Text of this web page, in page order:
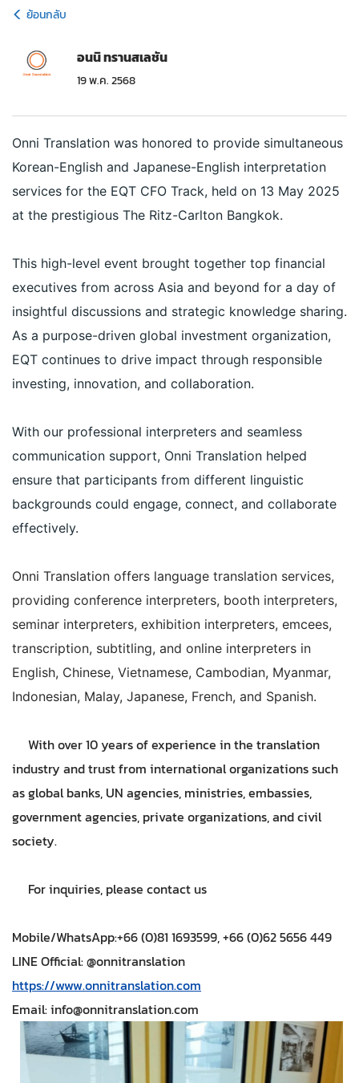
ย้อนกลับ
อนนิ ทรานสเลชัน
19 พ.ค. 2568
Onni Translation was honored to provide simultaneous
Korean-English and Japanese-English interpretation
services for the EQT CFO Track, held on 13 May 2025
at the prestigious The Ritz-Carlton Bangkok.
This high-level event brought together top financial
executives from across Asia and beyond for a day of
insightful discussions and strategic knowledge sharing.
As a purpose-driven global investment organization,
EQT continues to drive impact through responsible
investing, innovation, and collaboration.
With our professional interpreters and seamless
communication support, Onni Translation helped
ensure that participants from different linguistic
backgrounds could engage, connect, and collaborate
effectively.
Onni Translation offers language translation services,
providing conference interpreters, booth interpreters,
seminar interpreters, exhibition interpreters, emcees,
transcription, subtitling, and online interpreters in
English, Chinese, Vietnamese, Cambodian, Myanmar,
Indonesian, Malay, Japanese, French, and Spanish.
With over 10 years of experience in the translation
industry and trust from international organizations such
as global banks, UN agencies, ministries, embassies,
government agencies, private organizations, and civil
society.
For inquiries, please contact us
Mobile/WhatsApp:+66 (0)81 1693599, +66 (0)62 5656 449
LINE Official: @onnitranslation
https://www.onnitranslation.com
Email:info@onnitranslation.com